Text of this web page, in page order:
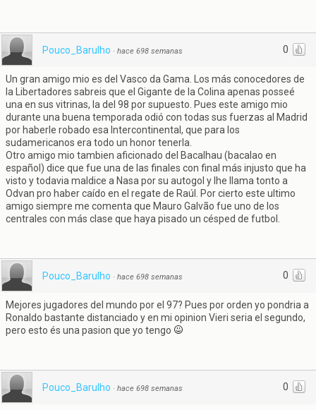
0
Pouco_Barulho · hace 698 semanas
Un gran amigo mio es del Vasco da Gama. Los más conocedores de
la Libertadores sabreis que el Gigante de la Colina apenas posseé
una en sus vitrinas, la del 98 por supuesto. Pues este amigo mio
durante una buena temporada odió con todas sus fuerzas al Madrid
por haberle robado esa Intercontinental, que para los
sudamericanos era todo un honor tenerla.
Otro amigo mio tambien aficionado del Bacalhau (bacalao en
español) dice que fue una de las finales con final más injusto que ha
visto y todavia maldice a Nasa por su autogol y lhe llama tonto a
Odvan pro haber caído en el regate de Raúl. Por cierto este ultimo
amigo siempre me comenta que Mauro Galvão fue uno de los
centrales con más clase que haya pisado un césped de futbol.
0
Pouco_Barulho · hace 698 semanas
Mejores jugadores del mundo por el 97? Pues por orden yo pondria a
Ronaldo bastante distanciado y en mi opinion Vieri seria el segundo,
pero esto és una pasion que yo tengo
0
Pouco_Barulho · hace 698 semanas